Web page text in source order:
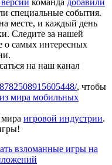
специальные события.
месте, и каждый день
Следите за нашей
о самых интересных
на наш канал
, чтобы
мира мобильных
мира игровой индустрии.
взломанные игры на